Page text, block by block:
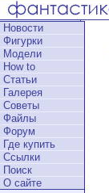
Новости
Фигурки
Модели
How to
Статьи
Галерея
Советы
Файлы
Форум
Где купить
Ссылки
Поиск
О сайте